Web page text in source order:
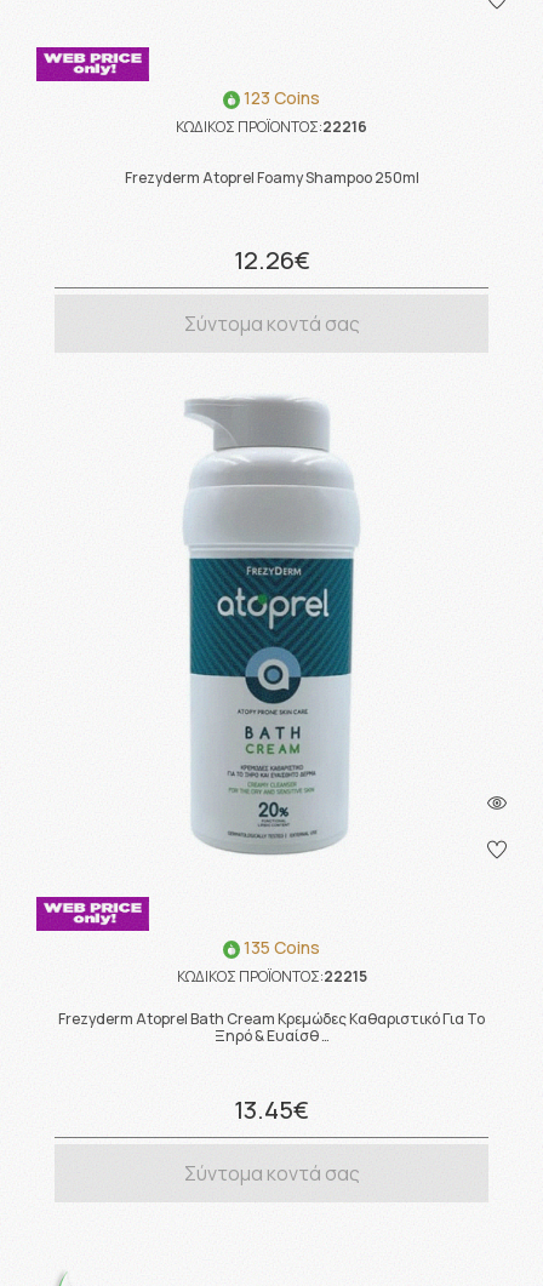
123 Coins
ΚΩΔΙΚΟΣ ΠΡΟΪΟΝΤΟΣ:22216
Frezyderm Atoprel Foamy Shampoo 250ml
12.26€
Σύντομα κοντά σας
135 Coins
ΚΩΔΙΚΟΣ ΠΡΟΪΟΝΤΟΣ:22215
Frezyderm Atoprel Bath Cream Κρεμώδες Καθαριστικό Για Το
Ξηρό & Ευαίσθ …
13.45€
Σύντομα κοντά σας